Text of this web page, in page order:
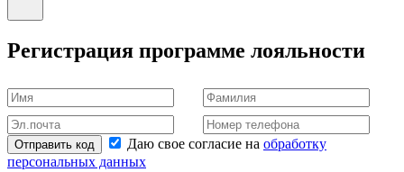
Регистрация программе лояльности
Отправить код Даю свое согласие на обработку
персональных данных